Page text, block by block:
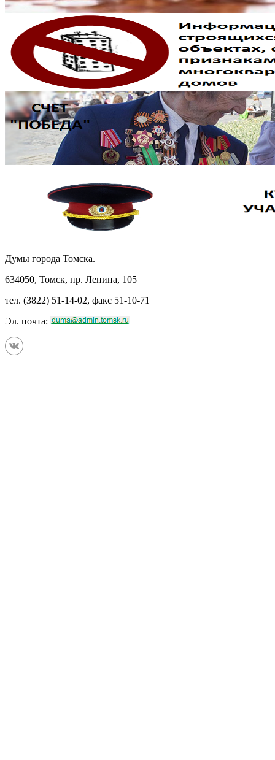
Думы города Томска.
634050, Томск, пр. Ленина, 105
тел. (3822) 51-14-02, факс 51-10-71
Эл. почта: